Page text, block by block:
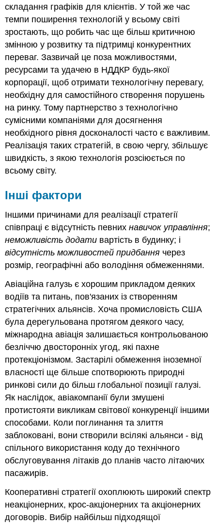
складання графіків для клієнтів. У той же час
темпи поширення технологій у всьому світі
зростають, що робить час ще більш критичною
змінною у розвитку та підтримці конкурентних
переваг. Зазвичай це поза можливостями,
ресурсами та удачею в НДДКР будь-якої
корпорації, щоб отримати технологічну перевагу,
необхідну для самостійного створення порушень
на ринку. Тому партнерство з технологічно
сумісними компаніями для досягнення
необхідного рівня досконалості часто є важливим.
Реалізація таких стратегій, в свою чергу, збільшує
швидкість, з якою технологія розсіюється по
всьому світу.
Інші фактори
Іншими причинами для реалізації стратегії
співпраці є відсутність певнихнавичок управління;
неможливість додати вартість в будинку; і
відсутність можливостей придбання через
розмір, географічні або володіння обмеженнями.
Авіаційна галузь є хорошим прикладом деяких
водіїв та питань, пов'язаних із створенням
стратегічних альянсів. Хоча промисловість США
була дерегульована протягом деякого часу,
міжнародна авіація залишається контрольованою
безліччю двосторонніх угод, які пахне
протекціонізмом. Застарілі обмеження іноземної
власності ще більше спотворюють природні
ринкові сили до більш глобальної позиції галузі.
Як наслідок, авіакомпанії були змушені
протистояти викликам світової конкуренції іншими
способами. Коли поглинання та злиття
заблоковані, вони створили всілякі альянси - від
спільного використання коду до технічного
обслуговування літаків до планів часто літаючих
пасажирів.
Кооперативні стратегії охоплюють широкий спектр
неакціонерних, крос-акціонерних та акціонерних
договорів. Вибір найбільш підходящої